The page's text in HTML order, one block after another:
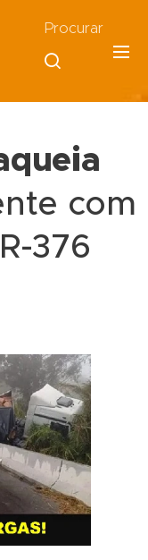
Procurar
com
376